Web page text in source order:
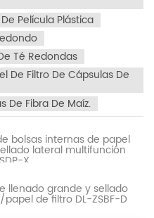
Película Plástica
Té Redondas
De Filtro De Cápsulas De
De Fibra De Maíz.
bolsas internas de papel
lateral multifunción
X
llenado grande y sellado
de filtro DL-ZSBF-D